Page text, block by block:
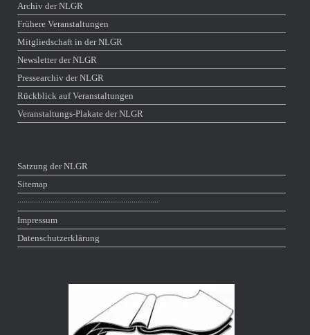
Archiv der NLGR
Frühere Veranstaltungen
Mitgliedschaft in der NLGR
Newsletter der NLGR
Pressearchiv der NLGR
Rückblick auf Veranstaltungen
Veranstaltungs-Plakate der NLGR
Satzung der NLGR
Sitemap
∙∙∙∙∙∙∙∙∙∙∙∙∙∙∙∙∙∙∙∙∙∙∙∙∙∙∙∙∙∙∙∙∙∙∙∙∙∙∙∙∙∙∙∙∙∙∙∙∙∙∙∙∙∙∙∙∙∙∙∙∙∙∙∙∙∙∙∙
Impressum
Datenschutzerklärung